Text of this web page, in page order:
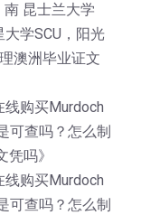
南 昆士兰大学
大学SCU，阳光
澳洲毕业证文
线购买Murdoch
可查吗？怎么制
吗》
线购买Murdoch
可查吗？怎么制